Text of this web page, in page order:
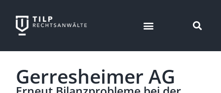
Gerresheimer AG